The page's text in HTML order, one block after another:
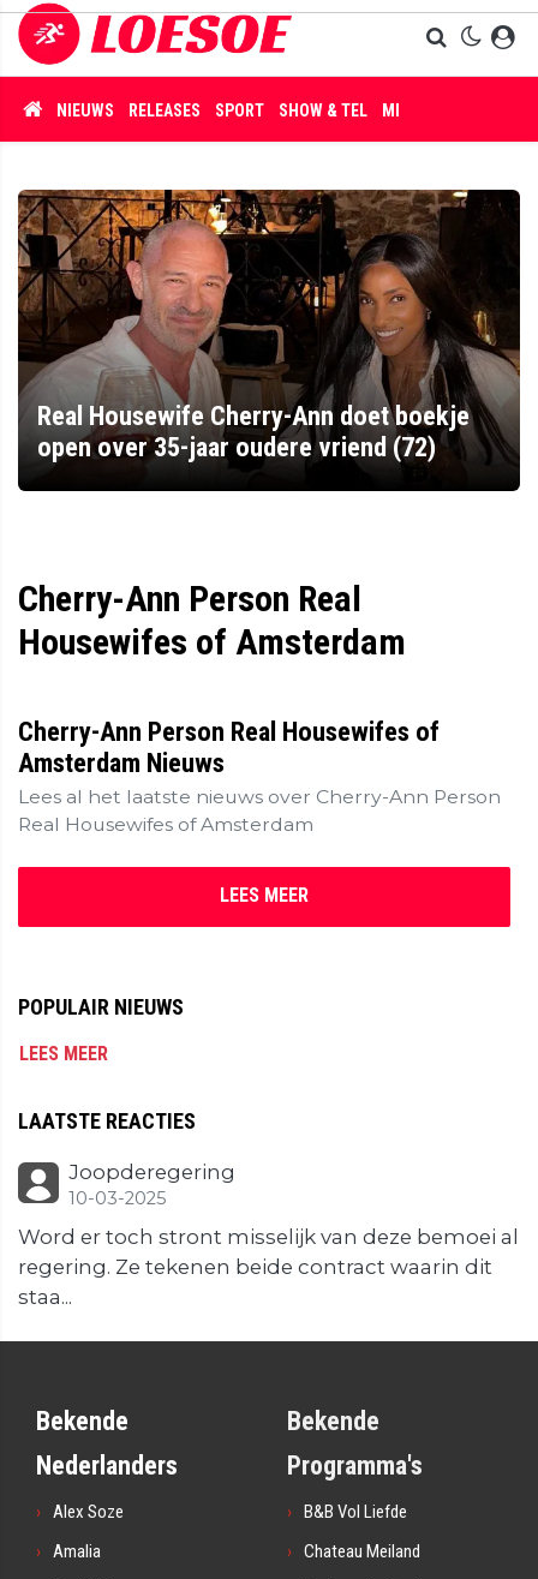
NIEUWS RELEASES SPORT SHOW & TEL MISDAAD
Real Housewife Cherry-Ann doet boekje
open over 35-jaar oudere vriend (72)
Cherry-Ann Person Real
Housewifes of Amsterdam
Cherry-Ann Person Real Housewifes of
Amsterdam Nieuws
Lees al het laatste nieuws over Cherry-Ann Person
Real Housewifes of Amsterdam
LEES MEER
POPULAIR NIEUWS
LEES MEER
LAATSTE REACTIES
Joopderegering
10-03-2025
Word er toch stront misselijk van deze bemoei al
regering. Ze tekenen beide contract waarin dit
staa...
Bekende
Nederlanders
Alex Soze
Amalia
Bekende
Programma's
B&B Vol Liefde
Chateau Meiland